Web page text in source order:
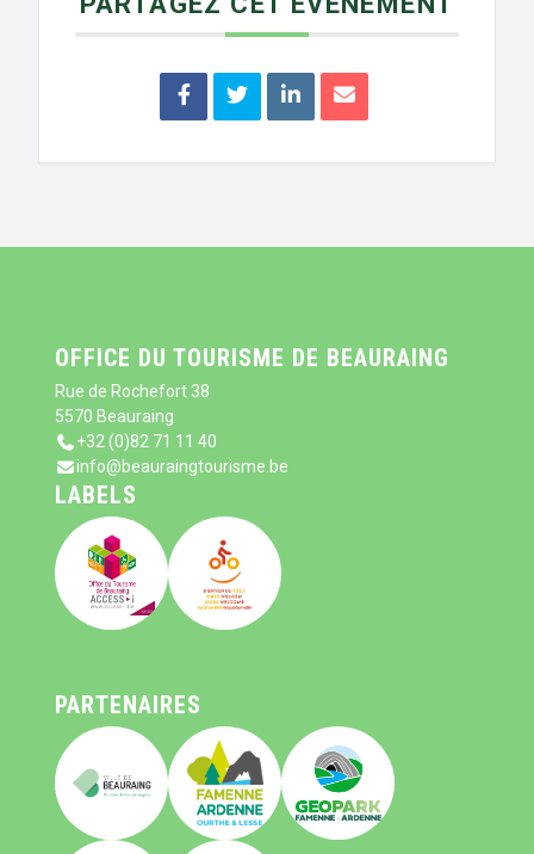
OFFICE DU TOURISME DE BEAURAING
Rue de Rochefort 38
5570 Beauraing
+32 (0)82 71 11 40
info@beauraingtourisme.be
LABELS
PARTENAIRES